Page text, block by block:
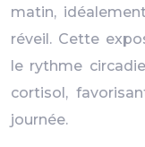
matin,
réveil. Cette
le rythme
cortisol,
journée.